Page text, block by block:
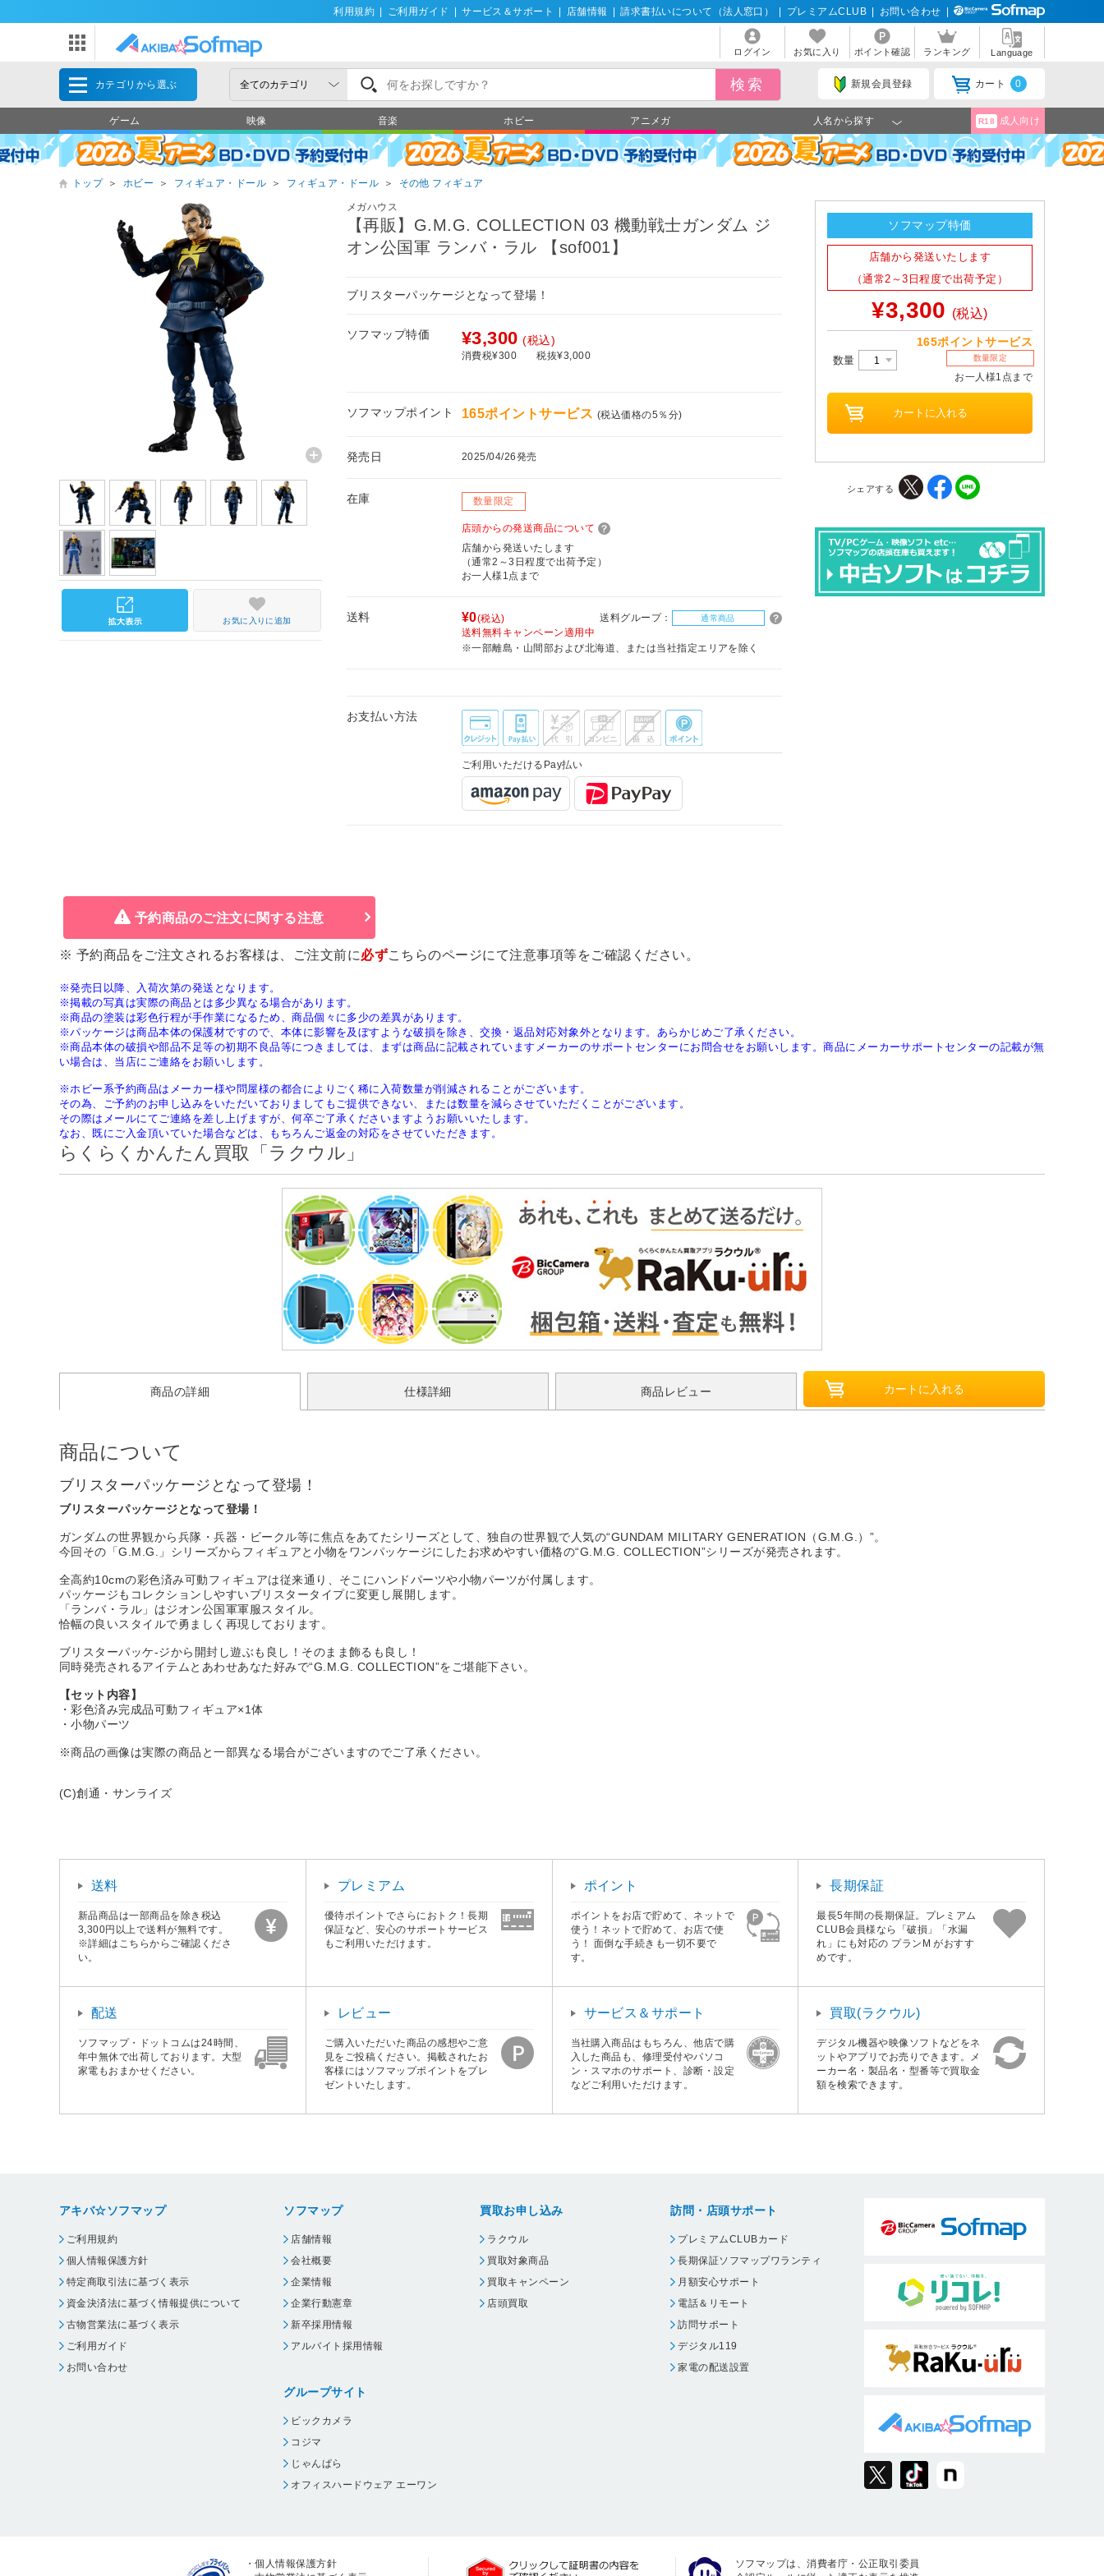
利用規約 ご利用ガイド サービス＆サポート 店舗情報 請求書払いについて（法人窓口） プレミアムCLUB お問い合わせ
ログイン お気に入り ポイント確認 ランキング Language
カテゴリから選ぶ 新規会員登録 カート 0
ゲーム 映像 音楽 ホビー アニメガ 人名から探す R18 成人向け
トップ ＞ ホビー ＞ フィギュア・ドール ＞ フィギュア・ドール ＞ その他 フィギュア
メガハウス
【再販】G.M.G. COLLECTION 03 機動戦士ガンダム ジ
オン公国軍 ランバ・ラル 【sof001】
ブリスターパッケージとなって登場！
ソフマップ特価 ¥3,300 (税込)
消費税¥300 税抜¥3,000
ソフマップポイント 165ポイントサービス (税込価格の5％分)
発売日 2025/04/26発売
在庫 数量限定
店頭からの発送商品について
店舗から発送いたします
（通常2～3日程度で出荷予定）
お一人様1点まで
送料 ¥0(税込) 送料グループ： 通常商品
送料無料キャンペーン適用中
※一部離島・山間部および北海道、または当社指定エリアを除く
お支払い方法
ご利用いただけるPay払い
お気に入りに追加
ソフマップ特価
店舗から発送いたします
（通常2～3日程度で出荷予定）
¥3,300 (税込)
165ポイントサービス
数量 数量限定
お一人様1点まで
シェアする
予約商品のご注文に関する注意
※ 予約商品をご注文されるお客様は、ご注文前に必ずこちらのページにて注意事項等をご確認ください。
※発売日以降、入荷次第の発送となります。
※掲載の写真は実際の商品とは多少異なる場合があります。
※商品の塗装は彩色行程が手作業になるため、商品個々に多少の差異があります。
※パッケージは商品本体の保護材ですので、本体に影響を及ぼすような破損を除き、交換・返品対応対象外となります。あらかじめご了承ください。
※商品本体の破損や部品不足等の初期不良品等につきましては、まずは商品に記載されていますメーカーのサポートセンターにお問合せをお願いします。商品にメーカーサポートセンターの記載が無
い場合は、当店にご連絡をお願いします。
※ホビー系予約商品はメーカー様や問屋様の都合によりごく稀に入荷数量が削減されることがございます。
その為、ご予約のお申し込みをいただいておりましてもご提供できない、または数量を減らさせていただくことがございます。
その際はメールにてご連絡を差し上げますが、何卒ご了承くださいますようお願いいたします。
なお、既にご入金頂いていた場合などは、もちろんご返金の対応をさせていただきます。
らくらくかんたん買取「ラクウル」
商品の詳細 仕様詳細 商品レビュー
商品について
ブリスターパッケージとなって登場！
ブリスターパッケージとなって登場！
ガンダムの世界観から兵隊・兵器・ビークル等に焦点をあてたシリーズとして、独自の世界観で人気の“GUNDAM MILITARY GENERATION（G.M.G.）”。
今回その「G.M.G.」シリーズからフィギュアと小物をワンパッケージにしたお求めやすい価格の“G.M.G. COLLECTION”シリーズが発売されます。
全高約10cmの彩色済み可動フィギュアは従来通り、そこにハンドパーツや小物パーツが付属します。
パッケージもコレクションしやすいブリスタータイプに変更し展開します。
「ランバ・ラル」はジオン公国軍軍服スタイル。
恰幅の良いスタイルで勇ましく再現しております。
ブリスターパッケ-ジから開封し遊ぶも良し！そのまま飾るも良し！
同時発売されるアイテムとあわせあなた好みで“G.M.G. COLLECTION”をご堪能下さい。
【セット内容】
・彩色済み完成品可動フィギュア×1体
・小物パーツ
※商品の画像は実際の商品と一部異なる場合がございますのでご了承ください。
(C)創通・サンライズ
送料
新品商品は一部商品を除き税込
3,300円以上で送料が無料です。
※詳細はこちらからご確認くださ
い。
プレミアム
優待ポイントでさらにおトク！長期
保証など、安心のサポートサービス
もご利用いただけます。
ポイント
ポイントをお店で貯めて、ネットで
使う！ネットで貯めて、お店で使
う！ 面倒な手続きも一切不要で
す。
長期保証
最長5年間の長期保証。プレミアム
CLUB会員様なら「破損」「水漏
れ」にも対応の プランM がおすす
めです。
配送
ソフマップ・ドットコムは24時間、
年中無休で出荷しております。大型
家電もおまかせください。
レビュー
ご購入いただいた商品の感想やご意
見をご投稿ください。掲載されたお
客様にはソフマップポイントをプレ
ゼントいたします。
サービス＆サポート
当社購入商品はもちろん、他店で購
入した商品も、修理受付やパソコ
ン・スマホのサポート、診断・設定
などご利用いただけます。
買取(ラクウル)
デジタル機器や映像ソフトなどをネ
ットやアプリでお売りできます。メ
ーカー名・製品名・型番等で買取金
額を検索できます。
アキバ☆ソフマップ
ご利用規約
個人情報保護方針
特定商取引法に基づく表示
資金決済法に基づく情報提供について
古物営業法に基づく表示
ご利用ガイド
お問い合わせ
ソフマップ
店舗情報
会社概要
企業情報
企業行動憲章
新卒採用情報
アルバイト採用情報
グループサイト
ビックカメラ
コジマ
じゃんぱら
オフィスハードウェア エーワン
買取お申し込み
ラクウル
買取対象商品
買取キャンペーン
店頭買取
訪問・店頭サポート
プレミアムCLUBカード
長期保証ソフマップワランティ
月額安心サポート
電話＆リモート
訪問サポート
デジタル119
家電の配送設置
・個人情報保護方針
ソフマップは、消費者庁・公正取引委員